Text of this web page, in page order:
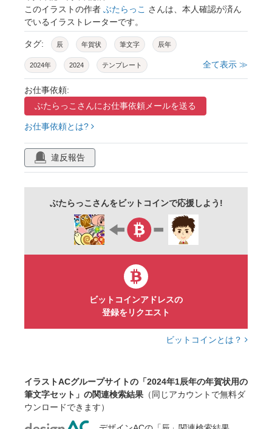
このイラストの作者 ぶたらっこ さんは、本人確認が済ん
でいるイラストレーターです。
タグ: 辰 年賀状 筆文字 辰年
2024年 2024 テンプレート
年賀状素材
謹賀新年 冬 迎春 令和六年
スタンプ たつ
手書き 文字
はんこ 縦書き
毛筆 素材 賀詞 祝詞 挨拶
あけましておめでとう 1月 行書
元旦 新年 新春
年始
全て表示 ≫
お仕事依頼:
ぶたらっこさんにお仕事依頼メールを送る
お仕事依頼とは?
違反報告
ぶたらっこさんをビットコインで応援しよう!
ビットコインアドレスの
登録をリクエスト
ビットコインとは？
イラストACグループサイトの「2024年1辰年の年賀状用の
筆文字セット」の関連検索結果 （同じアカウントで無料ダ
ウンロードできます）